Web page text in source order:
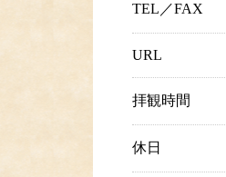
TEL／FAX
URL
拝観時間
休日